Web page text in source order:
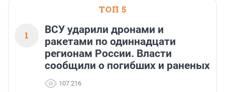
ТОП 5
1
ВСУ ударили дронами и
ракетами по одиннадцати
регионам России. Власти
сообщили о погибших и раненых
107 216